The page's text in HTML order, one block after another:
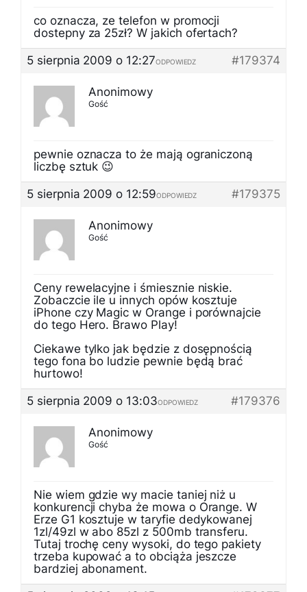
co oznacza, ze telefon w promocji
dostepny za 25zł? W jakich ofertach?
5 sierpnia 2009 o 12:27
#179374
ODPOWIEDZ
Anonimowy
Gość
pewnie oznacza to że mają ograniczoną
liczbę sztuk 😉
5 sierpnia 2009 o 12:59
#179375
ODPOWIEDZ
Anonimowy
Gość
Ceny rewelacyjne i śmiesznie niskie.
Zobaczcie ile u innych opów kosztuje
iPhone czy Magic w Orange i porównajcie
do tego Hero. Brawo Play!
Ciekawe tylko jak będzie z dosępnością
tego fona bo ludzie pewnie będą brać
hurtowo!
5 sierpnia 2009 o 13:03
#179376
ODPOWIEDZ
Anonimowy
Gość
Nie wiem gdzie wy macie taniej niż u
konkurencji chyba że mowa o Orange. W
Erze G1 kosztuje w taryfie dedykowanej
1zl/49zl w abo 85zl z 500mb transferu.
Tutaj trochę ceny wysoki, do tego pakiety
trzeba kupować a to obciąża jeszcze
bardziej abonament.